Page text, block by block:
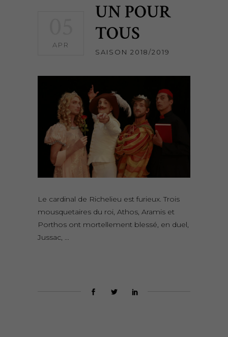
APR
UN POUR
TOUS
SAISON 2018/2019
Le cardinal de Richelieu est furieux. Trois
mousquetaires du roi, Athos, Aramis et
Porthos ont mortellement blessé, en duel,
Jussac,